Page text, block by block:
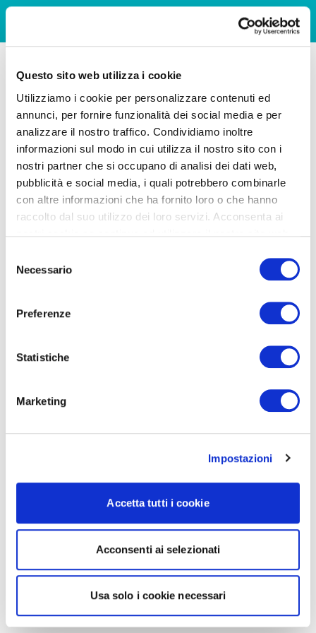
Questo sito web utilizza i cookie
Utilizziamo i cookie per personalizzare contenuti ed
annunci, per fornire funzionalità dei social media e per
analizzare il nostro traffico. Condividiamo inoltre
informazioni sul modo in cui utilizza il nostro sito con i
nostri partner che si occupano di analisi dei dati web,
pubblicità e social media, i quali potrebbero combinarle
con altre informazioni che ha fornito loro o che hanno
raccolto dal suo utilizzo dei loro servizi. Acconsenta ai
delNecessario
Preferenze
Statistiche
Marketing
Impostazioni
Accetta tutti i cookie
Acconsenti ai selezionati
Usa solo i cookie necessari